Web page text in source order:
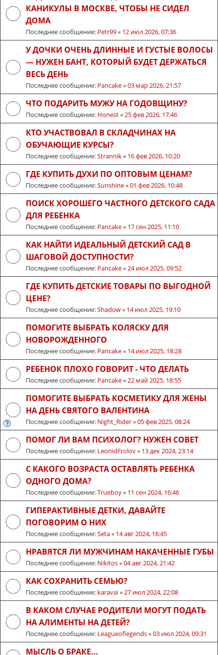
КАНИКУЛЫ В МОСКВЕ, ЧТОБЫ НЕ СИДЕЛ
ДОМА
Последнее сообщение: Petr99« 12 июл 2026, 07:36
У ДОЧКИ ОЧЕНЬ ДЛИННЫЕ И ГУСТЫЕ ВОЛОСЫ
— НУЖЕН БАНТ, КОТОРЫЙ БУДЕТ ДЕРЖАТЬСЯ
ВЕСЬ ДЕНЬ
Последнее сообщение: Pancake«03 мар 2026, 21:57
ЧТО ПОДАРИТЬ МУЖУ НА ГОДОВЩИНУ?
Последнее сообщение: Honest« 25 фев 2026, 17:46
КТО УЧАСТВОВАЛ В СКЛАДЧИНАХ НА
ОБУЧАЮЩИЕ КУРСЫ?
Последнее сообщение:Strannik« 16 фев 2026, 10:20
ГДЕ КУПИТЬ ДУХИ ПО ОПТОВЫМ ЦЕНАМ?
Последнее сообщение:Sunshine«01 фев 2026, 10:48
ПОИСК ХОРОШЕГО ЧАСТНОГО ДЕТСКОГО САДА
ДЛЯ РЕБЕНКА
Последнее сообщение: Pancake« 17 сен 2025, 11:10
КАК НАЙТИ ИДЕАЛЬНЫЙ ДЕТСКИЙ САД В
ШАГОВОЙ ДОСТУПНОСТИ?
Последнее сообщение: Pancake« 24 июл 2025, 09:52
ГДЕ КУПИТЬ ДЕТСКИЕ ТОВАРЫ ПО ВЫГОДНОЙ
ЦЕНЕ?
Последнее сообщение:Shadow« 14 июл 2025, 19:10
ПОМОГИТЕ ВЫБРАТЬ КОЛЯСКУ ДЛЯ
НОВОРОЖДЕННОГО
Последнее сообщение: Pancake« 14 июл 2025, 18:28
РЕБЕНОК ПЛОХО ГОВОРИТ - ЧТО ДЕЛАТЬ
Последнее сообщение: Pancake« 22 май 2025, 18:55
ПОМОГИТЕ ВЫБРАТЬ КОСМЕТИКУ ДЛЯ ЖЕНЫ
НА ДЕНЬ СВЯТОГО ВАЛЕНТИНА
Последнее сообщение: Night_Rider«05 фев 2025, 08:24
ПОМОГ ЛИ ВАМ ПСИХОЛОГ? НУЖЕН СОВЕТ
Последнее сообщение: LeonidFrolov« 13 дек 2024, 23:14
С КАКОГО ВОЗРАСТА ОСТАВЛЯТЬ РЕБЕНКА
ОДНОГО ДОМА?
Последнее сообщение:Trueboy« 11 сен 2024, 16:46
ГИПЕРАКТИВНЫЕ ДЕТКИ, ДАВАЙТЕ
ПОГОВОРИМ О НИХ
Последнее сообщение:Seta« 14 авг 2024, 16:45
НРАВЯТСЯ ЛИ МУЖЧИНАМ НАКАЧЕННЫЕ ГУБЫ
Последнее сообщение: Nikitos«04 авг 2024, 21:42
КАК СОХРАНИТЬ СЕМЬЮ?
Последнее сообщение: karavai« 27 июл 2024, 22:08
В КАКОМ СЛУЧАЕ РОДИТЕЛИ МОГУТ ПОДАТЬ
НА АЛИМЕНТЫ НА ДЕТЕЙ?
Последнее сообщение: Leagueoflegends«03 июл 2024, 09:31
МЫСЛЬ О БРАКЕ...